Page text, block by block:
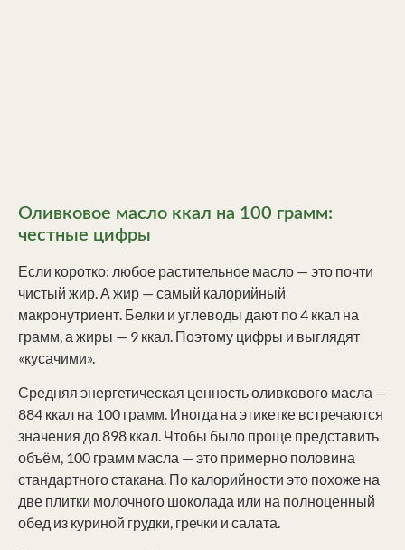
Оливковое масло ккал на 100 грамм:
честные цифры
Если коротко: любое растительное масло — это почти
чистый жир. А жир — самый калорийный
макронутриент. Белки и углеводы дают по 4 ккал на
грамм, а жиры — 9 ккал. Поэтому цифры и выглядят
«кусачими».
Средняя энергетическая ценность оливкового масла —
884 ккал на 100 грамм. Иногда на этикетке встречаются
значения до 898 ккал. Чтобы было проще представить
объём, 100 грамм масла — это примерно половина
стандартного стакана. По калорийности это похоже на
две плитки молочного шоколада или на полноценный
обед из куриной грудки, гречки и салата.